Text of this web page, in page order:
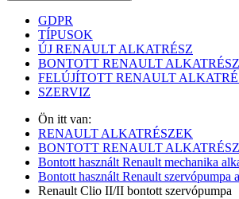
GDPR
TÍPUSOK
ÚJ RENAULT ALKATRÉSZ
BONTOTT RENAULT ALKATRÉSZ
FELÚJÍTOTT RENAULT
SZERVIZ
Ön itt van:
RENAULT ALKATRÉSZEK
BONTOTT RENAULT ALKATRÉSZ
Bontott használt Renault mechanika
Bontott használt Renault szervópumpa
Renault Clio II/II bontott szervópumpa